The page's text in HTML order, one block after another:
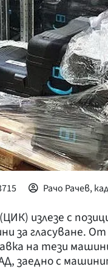
Рачо Рачев,
излезе с
за гласуване.
на тези
заедно с